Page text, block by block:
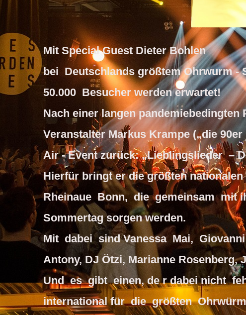
Mit Special Guest Dieter Bohlen
bei Deutschlands größtem Ohrwurm -
50.000 Besucher werden erwartet!
Nach einer langen pandemiebedingten
Veranstalter Markus Krampe („die
Air - Event zurück: „Lieblingslieder –
Hierfür bringt er die größten
Rheinaue Bonn, die gemeinsam mit
Sommertag sorgen werden.
Mit dabei sind Vanessa Mai,
Antony, DJ Ötzi, Marianne Rosenberg,
Und es gibt einen, de r dabei nicht
international für die größten